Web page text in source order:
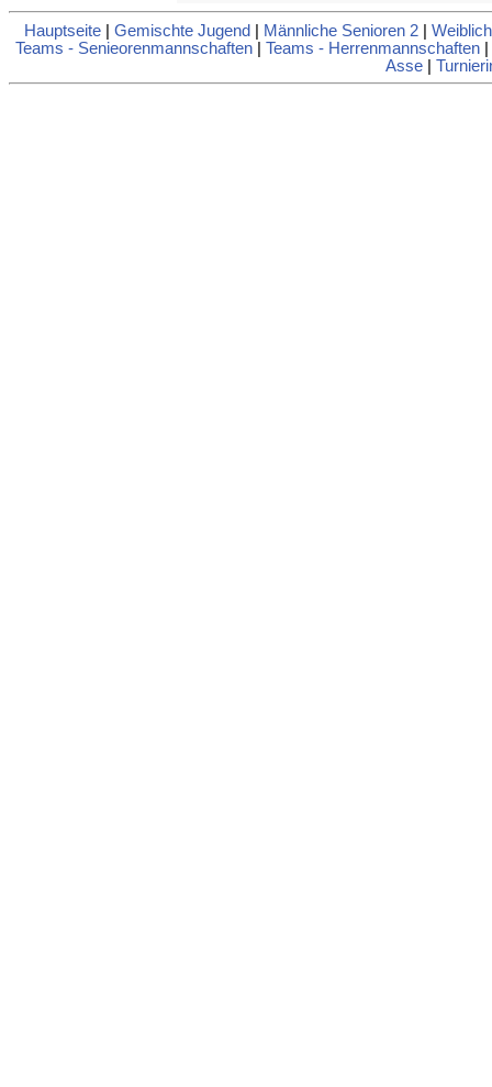
Hauptseite| Gemischte Jugend Männliche Senioren 2|
Teams - Senieorenmannschaften
Teams - Herrenmannschaften
Asse|